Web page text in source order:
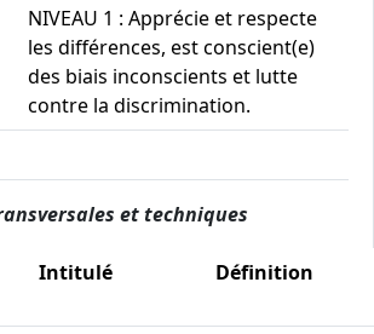
NIVEAU 1 : Apprécie et respecte
les différences, est conscient(e)
des biais inconscients et lutte
contre la discrimination.
et techniques
Intitulé Définition